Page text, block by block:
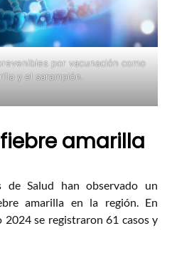
por vacunación como
y el sarampión.
amarilla
de Salud han observado un
amarilla en la región. En
se registraron 61 casos y